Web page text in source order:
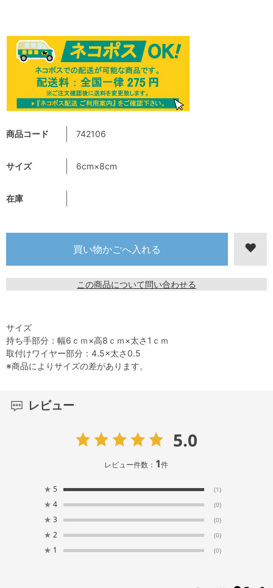
商品コード 742106
サイズ 6cm×8cm
在庫
この商品について問い合わせる
サイズ
持ち手部分：幅6ｃｍ×高8ｃｍ×太さ1ｃｍ
取付けワイヤー部分：4.5×太さ0.5
※商品によりサイズの差があります。
レビュー
5.0
レビュー件数： 1件
★ 5 (1)
★ 4 (0)
★ 3 (0)
★ 2 (0)
★ 1 (0)